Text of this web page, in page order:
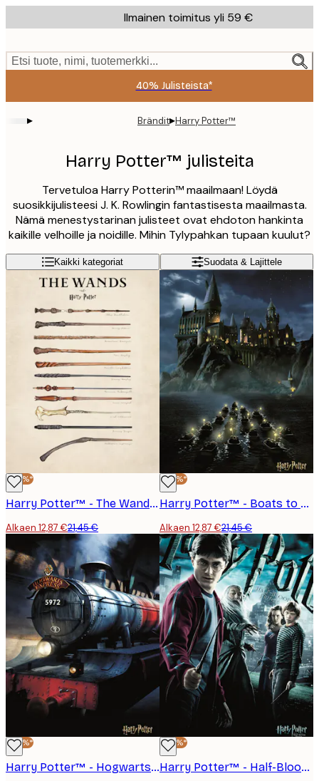
to
content.
Ilmainen toimitus yli 59 €
Etsi tuote, nimi, tuotemerkki...
40% Julisteista*
▸ Brändit▸Harry Potter™
Harry Potter™ julisteita
Tervetuloa Harry Potterin™ maailmaan! Löydä
suosikkijulisteesi J. K. Rowlingin fantastisesta maailmasta.
Nämä menestystarinan julisteet ovat ehdoton hankinta
kaikille velhoille ja noidille. Mihin Tylypahkan tupaan kuulut?
Kaikki kategoriat Suodata & Lajittele
-40%*
Harry Potter™ - The Wands Poster
Alkaen 12,87 €21,45 €
-40%*
Harry Potter™ - Boats to Hogwarts Juliste
Alkaen 12,87 €21,45 €
-40%*
Harry Potter™ - Hogwarts Express Juliste
-40%*
Harry Potter™ - Half-Blood Prince Juliste